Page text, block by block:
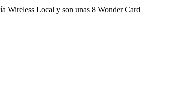
Wireless Local y son unas 8 Wonder Card